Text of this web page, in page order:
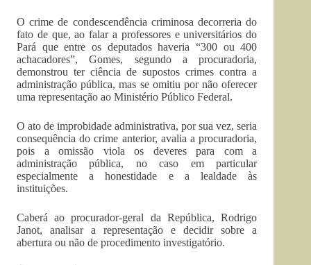
O crime de condescendência criminosa decorreria do
fato de que, ao falar a professores e universitários do
Pará que entre os deputados haveria “300 ou 400
achacadores”, Gomes, segundo a procuradoria,
demonstrou ter ciência de supostos crimes contra a
administração pública, mas se omitiu por não oferecer
uma representação ao Ministério Público Federal.
O ato de improbidade administrativa, por sua vez, seria
consequência do crime anterior, avalia a procuradoria,
pois a omissão viola os deveres para com a
administração pública, no caso em particular
especialmente a honestidade e a lealdade às
instituições.
Caberá ao procurador-geral da República, Rodrigo
Janot, analisar a representação e decidir sobre a
abertura ou não de procedimento investigatório.